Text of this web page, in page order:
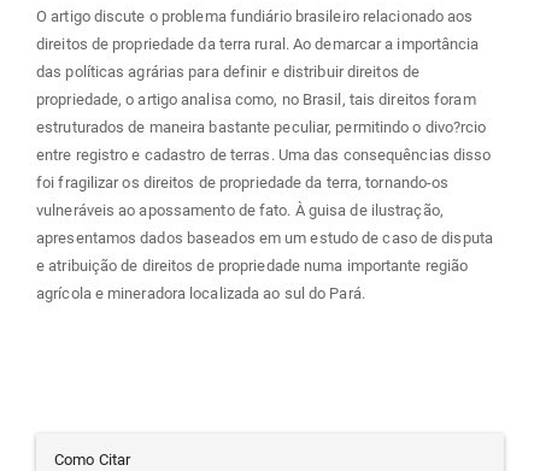
O artigo discute o problema fundiário brasileiro relacionado aos
direitos de propriedade da terra rural. Ao demarcar a importância
das políticas agrárias para definir e distribuir direitos de
propriedade, o artigo analisa como, no Brasil, tais direitos foram
estruturados de maneira bastante peculiar, permitindo o divo?rcio
entre registro e cadastro de terras. Uma das consequências disso
foi fragilizar os direitos de propriedade da terra, tornando-os
vulneráveis ao apossamento de fato. À guisa de ilustração,
apresentamos dados baseados em um estudo de caso de disputa
e atribuição de direitos de propriedade numa importante região
agrícola e mineradora localizada ao sul do Pará.
Como Citar